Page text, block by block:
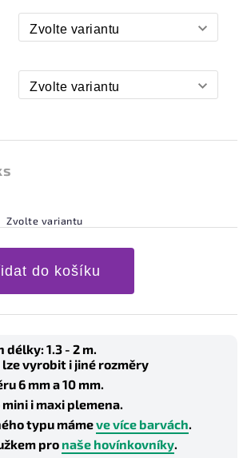
Zvolte variantu
do košíku
délky: 1.3 - 2 m.
lze vyrobit i jiné rozměry
6 mm a 10 mm.
i maxi plemena.
typu mámeve více barvách.
pro naše hovínkovníky.